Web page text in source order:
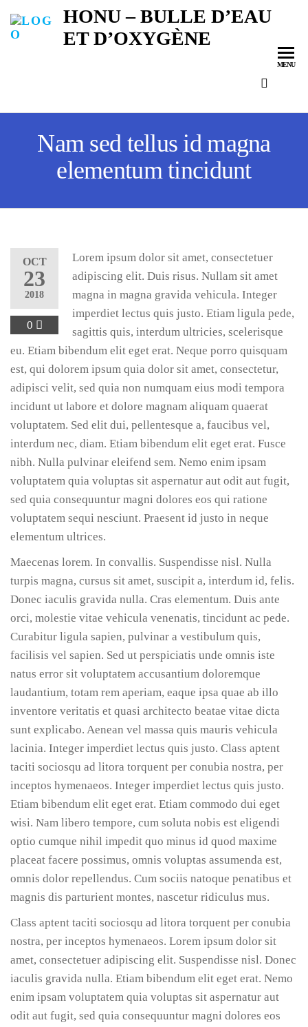
HONU – BULLE D’EAU
ET D’OXYGÈNE
MENU
Nam sed tellus id magna
elementum tincidunt
OCT
23
2018
0
Lorem ipsum dolor sit amet, consectetuer
adipiscing elit. Duis risus. Nullam sit amet
magna in magna gravida vehicula. Integer
imperdiet lectus quis justo. Etiam ligula pede,
sagittis quis, interdum ultricies, scelerisque
eu. Etiam bibendum elit eget erat. Neque porro quisquam
est, qui dolorem ipsum quia dolor sit amet, consectetur,
adipisci velit, sed quia non numquam eius modi tempora
incidunt ut labore et dolore magnam aliquam quaerat
voluptatem. Sed elit dui, pellentesque a, faucibus vel,
interdum nec, diam. Etiam bibendum elit eget erat. Fusce
nibh. Nulla pulvinar eleifend sem. Nemo enim ipsam
voluptatem quia voluptas sit aspernatur aut odit aut fugit,
sed quia consequuntur magni dolores eos qui ratione
voluptatem sequi nesciunt. Praesent id justo in neque
elementum ultrices.
Maecenas lorem. In convallis. Suspendisse nisl. Nulla
turpis magna, cursus sit amet, suscipit a, interdum id, felis.
Donec iaculis gravida nulla. Cras elementum. Duis ante
orci, molestie vitae vehicula venenatis, tincidunt ac pede.
Curabitur ligula sapien, pulvinar a vestibulum quis,
facilisis vel sapien. Sed ut perspiciatis unde omnis iste
natus error sit voluptatem accusantium doloremque
laudantium, totam rem aperiam, eaque ipsa quae ab illo
inventore veritatis et quasi architecto beatae vitae dicta
sunt explicabo. Aenean vel massa quis mauris vehicula
lacinia. Integer imperdiet lectus quis justo. Class aptent
taciti sociosqu ad litora torquent per conubia nostra, per
inceptos hymenaeos. Integer imperdiet lectus quis justo.
Etiam bibendum elit eget erat. Etiam commodo dui eget
wisi. Nam libero tempore, cum soluta nobis est eligendi
optio cumque nihil impedit quo minus id quod maxime
placeat facere possimus, omnis voluptas assumenda est,
omnis dolor repellendus. Cum sociis natoque penatibus et
magnis dis parturient montes, nascetur ridiculus mus.
Class aptent taciti sociosqu ad litora torquent per conubia
nostra, per inceptos hymenaeos. Lorem ipsum dolor sit
amet, consectetuer adipiscing elit. Suspendisse nisl. Donec
iaculis gravida nulla. Etiam bibendum elit eget erat. Nemo
enim ipsam voluptatem quia voluptas sit aspernatur aut
odit aut fugit, sed quia consequuntur magni dolores eos